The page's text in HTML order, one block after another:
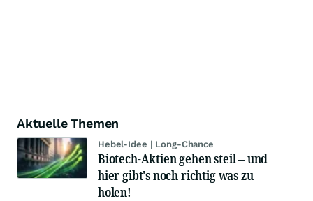
Aktuelle Themen
Hebel-Idee | Long-Chance
Biotech-Aktien gehen steil – und
hier gibt's noch richtig was zu
holen!